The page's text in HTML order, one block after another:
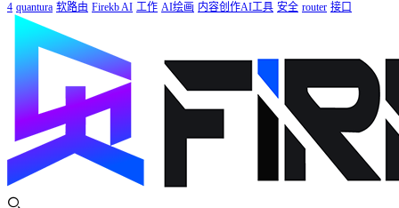
4 quantura 软路由 Firekb AI 工作 AI绘画 内容创作AI工具 安全 router 接口